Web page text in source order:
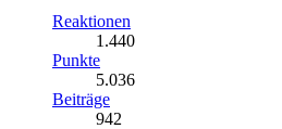
Reaktionen
1.440
Punkte
5.036
Beiträge
942